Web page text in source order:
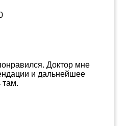
Доктор мне
и дальнейшее
там.